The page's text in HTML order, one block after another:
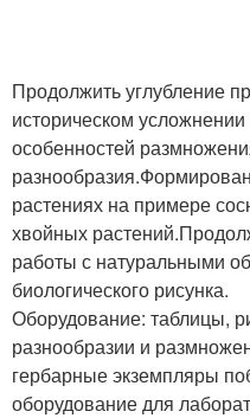
Продолжить углубление
историческом
особенностей
растениях на примере
хвойных
работы с натуральными
биологического рисунка.
Оборудование: таблицы,
разнообразии и
гербарные экземпляры
оборудование для